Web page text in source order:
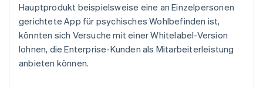
Hauptprodukt beispielsweise eine an Einzelpersonen
gerichtete App für psychisches Wohlbefinden ist,
könnten sich Versuche mit einer Whitelabel-Version
lohnen, die Enterprise-Kunden als Mitarbeiterleistung
anbieten können.